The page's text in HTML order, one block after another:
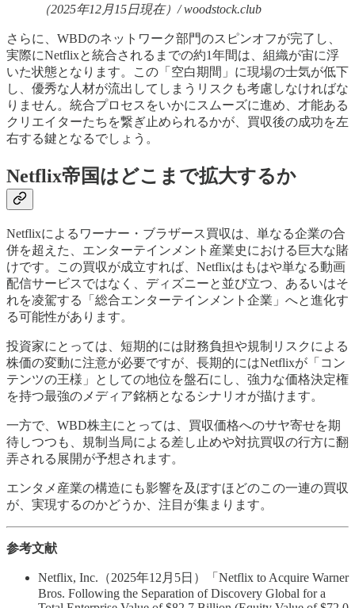
（2025年12月15日現在）/ woodstock.club
さらに、WBDのネットワーク部門のスピンオフが完了し、
実際にNetflixと統合されるまでの約1年間は、組織が宙に浮
いた状態となります。この「空白期間」に現場の士気が低下
し、優秀な人材が流出してしまうリスクも考慮しなければな
りません。統合プロセスをいかにスムーズに進め、才能ある
クリエイターたちを繋ぎ止められるかが、買収後の成功を左
右する鍵となるでしょう。
Netflix帝国はどこまで拡大するか
Netflixによるワーナー・ブラザース買収は、単なる企業の合
併を超えた、エンターテインメント産業史における巨大な賭
けです。この買収が成立すれば、Netflixはもはや単なる動画
配信サービスではなく、ディズニーと並び立つ、あるいはそ
れを凌駕する「総合エンターテインメント企業」へと進化す
る可能性があります。
投資家にとっては、短期的には財務負担や規制リスクによる
株価の変動に注意が必要ですが、長期的にはNetflixが「コン
テンツの王様」としての地位を盤石にし、強力な価格決定権
を持つ最強のメディア銘柄となるシナリオが描けます。
一方で、WBD株主にとっては、買収価格へのサヤ寄せを期
待しつつも、規制当局による差し止めや対抗買収の行方に翻
弄される展開が予想されます。
エンタメ産業の構造にも影響を及ぼすほどのこの一連の買収
が、実現するのかどうか、注目が集まります。
参考文献
Netflix, Inc.（2025年12月5日）「Netflix to Acquire Warner
Bros. Following the Separation of Discovery Global for a